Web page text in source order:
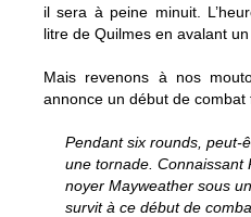
il sera à peine minuit.
litre de Quilmes en avalant
Mais revenons à nos
annonce un début de combat
Pendant six rounds, peut-
une tornade. Connaissant
noyer Mayweather sous
survit à ce début de